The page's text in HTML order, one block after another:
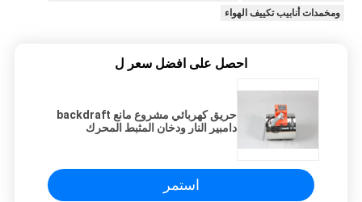
ومخمدات أنابيب تكييف الهواء
احصل على افضل سعر ل
حريق كهربائي مشروع مانع backdraft
دامبير النار ودخان المثبط المحرك
استمر